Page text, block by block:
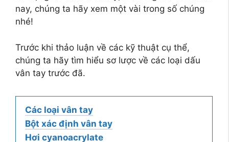
nay, chúng ta hãy xem một vài trong số chúng
nhé!
Trước khi thảo luận về các kỹ thuật cụ thể,
chúng ta hãy tìm hiểu sơ lược về các loại dấu
vân tay trước đã.
Các loại vân tay
Bột xác định vân tay
Hơi cyanoacrylate